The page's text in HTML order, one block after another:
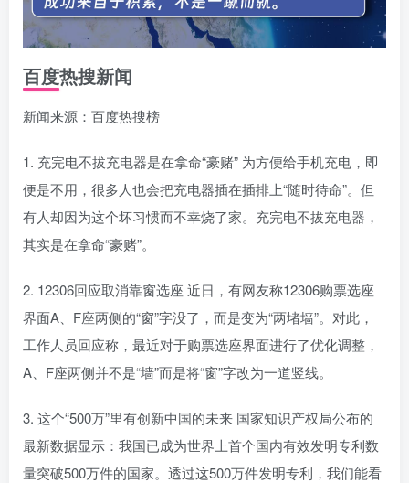
百度热搜新闻
新闻来源：百度热搜榜
1. 充完电不拔充电器是在拿命“豪赌” 为方便给手机充电，即
便是不用，很多人也会把充电器插在插排上“随时待命”。但
有人却因为这个坏习惯而不幸烧了家。充完电不拔充电器，
其实是在拿命“豪赌”。
2. 12306回应取消靠窗选座 近日，有网友称12306购票选座
界面A、F座两侧的“窗”字没了，而是变为“两堵墙”。对此，
工作人员回应称，最近对于购票选座界面进行了优化调整，
A、F座两侧并不是“墙”而是将“窗”字改为一道竖线。
3. 这个“500万”里有创新中国的未来 国家知识产权局公布的
最新数据显示：我国已成为世界上首个国内有效发明专利数
量突破500万件的国家。透过这500万件发明专利，我们能看